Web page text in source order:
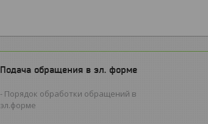
Подача обращения в эл. форме
Порядок обработки обращений в
эл.форме